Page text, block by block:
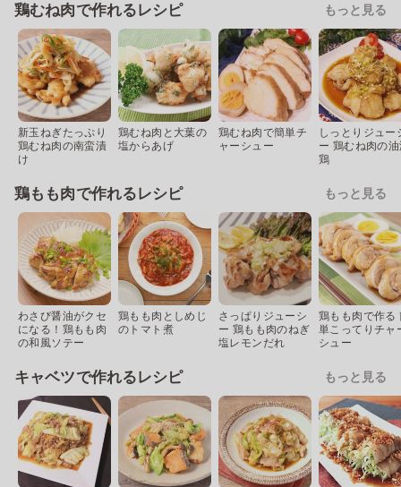
鶏むね肉で作れるレシピ もっと見る
新玉ねぎたっぷり
鶏むね肉の南蛮漬
け
鶏むね肉と大葉の
塩からあげ
鶏むね肉で簡単チ
ャーシュー
しっとりジュー
ー 鶏むね肉の
鶏
鶏もも肉で作れるレシピ もっと見る
わさび醤油がクセ
になる！鶏もも肉
の和風ソテー
鶏もも肉としめじ
のトマト煮
さっぱりジューシ
ー 鶏もも肉のねぎ
塩レモンだれ
鶏もも肉で作る
単こってりチャ
シュー
キャベツで作れるレシピ もっと見る